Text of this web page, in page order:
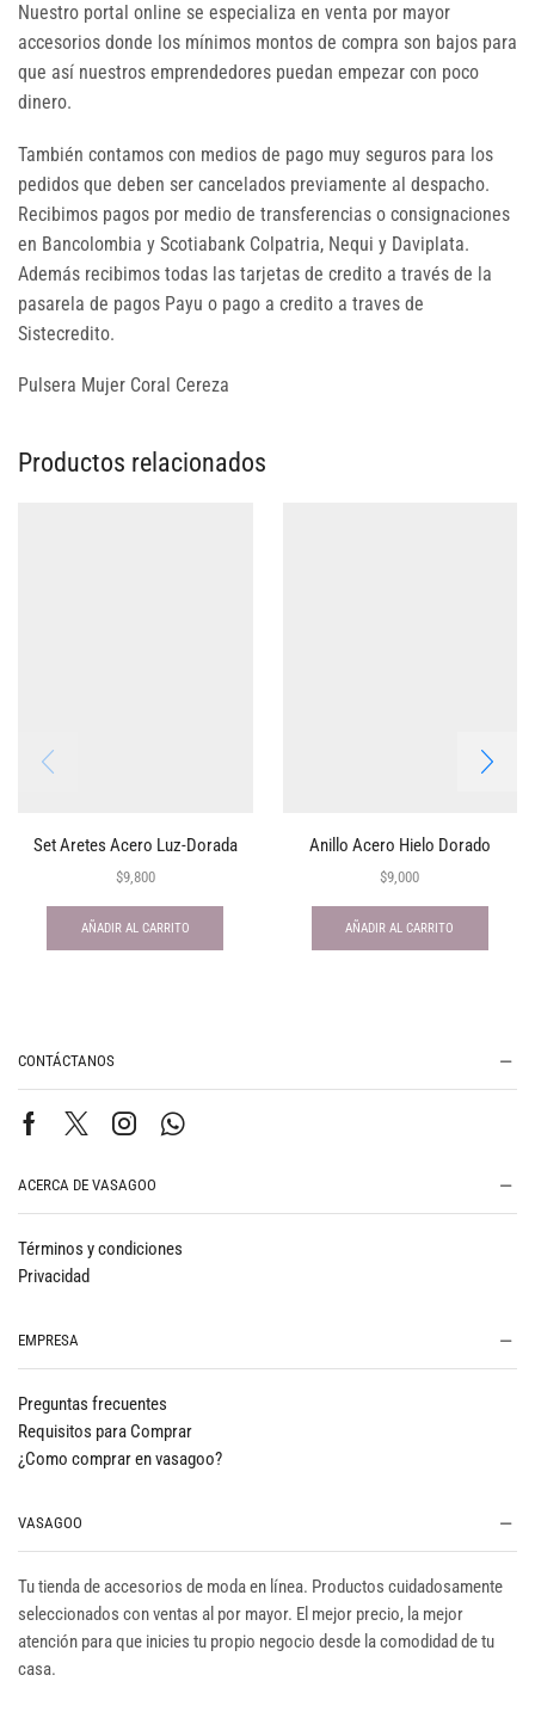
Nuestro portal online se especializa en venta por mayor
accesorios donde los mínimos montos de compra son bajos para
que así nuestros emprendedores puedan empezar con poco
dinero.
También contamos con medios de pago muy seguros para los
pedidos que deben ser cancelados previamente al despacho.
Recibimos pagos por medio de transferencias o consignaciones
en Bancolombia y Scotiabank Colpatria, Nequi y Daviplata.
Además recibimos todas las tarjetas de credito a través de la
pasarela de pagos Payu o pago a credito a traves de
Sistecredito.
Pulsera Mujer Coral Cereza
Productos relacionados
Set Aretes Acero Luz-Dorada
$9,800
AÑADIR AL CARRITO
Anillo Acero Hielo Dorado
$9,000
AÑADIR AL CARRITO
CONTÁCTANOS
ACERCA DE VASAGOO
Términos y condiciones
Privacidad
EMPRESA
Preguntas frecuentes
Requisitos para Comprar
¿Como comprar en vasagoo?
VASAGOO
Tu tienda de accesorios de moda en línea. Productos cuidadosamente
seleccionados con ventas al por mayor. El mejor precio, la mejor
atención para que inicies tu propio negocio desde la comodidad de tu
casa.